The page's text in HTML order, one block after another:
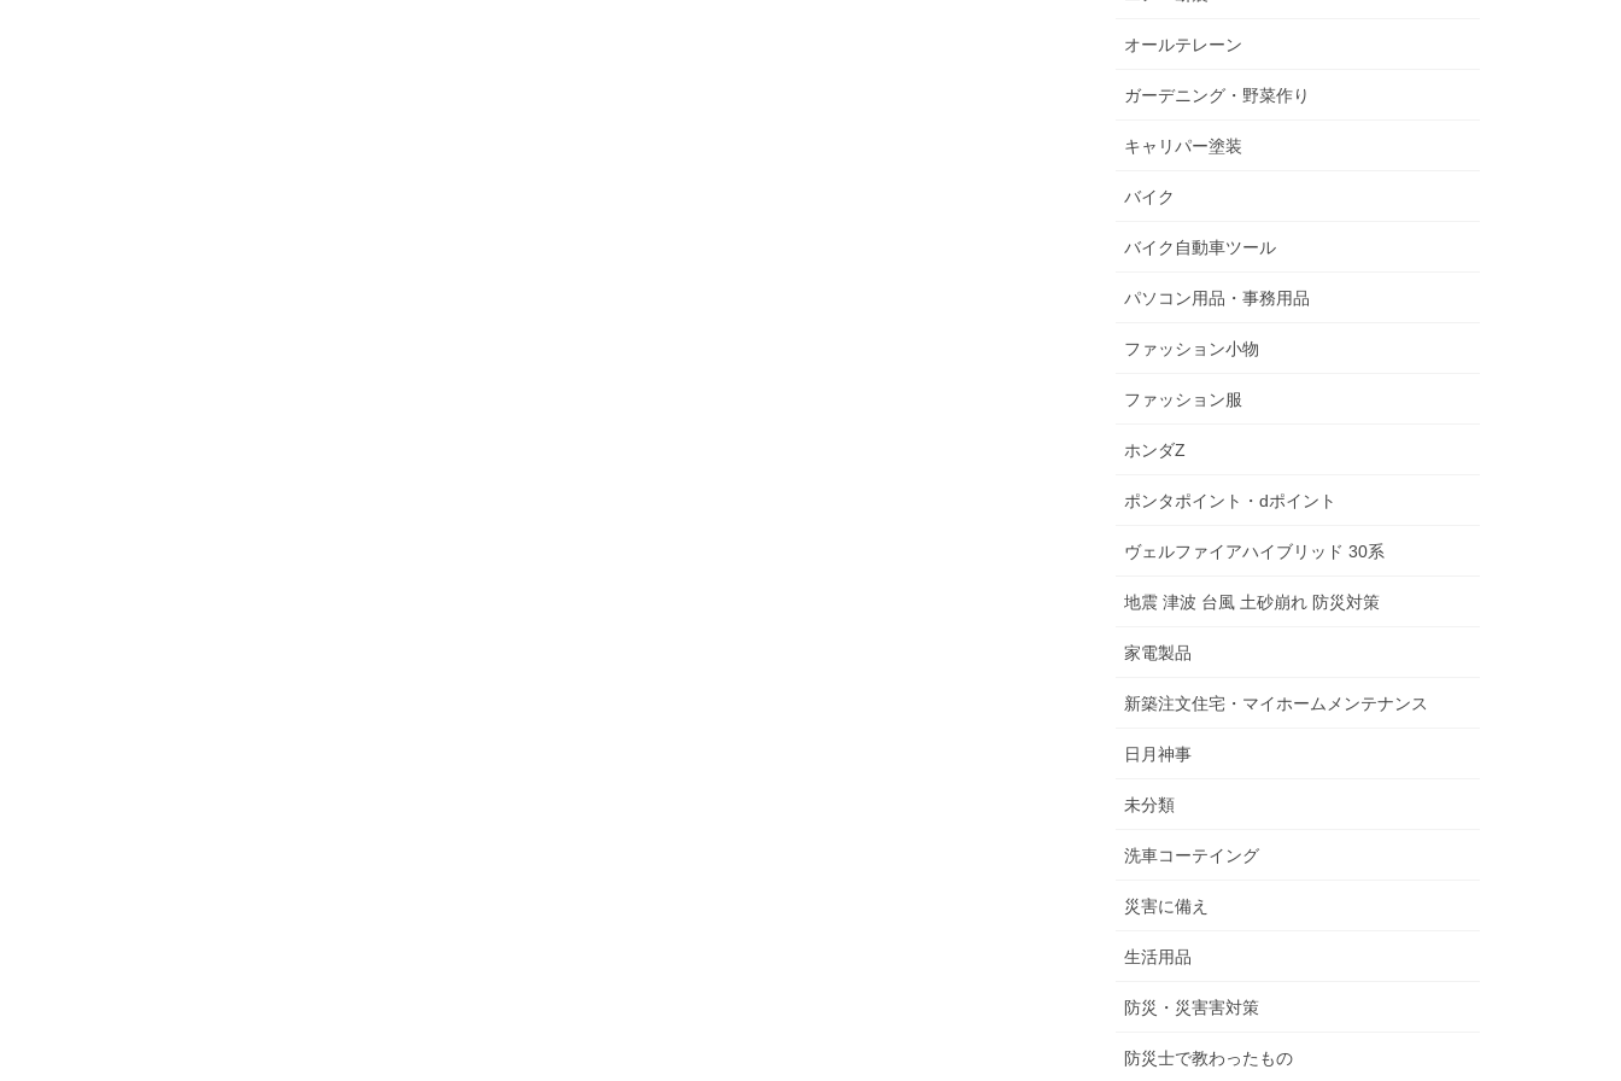
オールテレーン
ガーデニング・野菜作り
キャリパー塗装
バイク
バイク自動車ツール
パソコン用品・事務用品
ファッション小物
ファッション服
ホンダZ
ポンタポイント・dポイント
ヴェルファイアハイブリッド 30系
地震 津波 台風 土砂崩れ 防災対策
家電製品
新築注文住宅・マイホームメンテナンス
日月神事
未分類
洗車コーテイング
災害に備え
生活用品
防災・災害害対策
防災士で教わったもの